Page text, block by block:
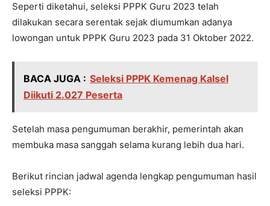
Seperti diketahui, seleksi PPPK Guru 2023 telah
dilakukan secara serentak sejak diumumkan adanya
lowongan untuk PPPK Guru 2023 pada 31 Oktober 2022.
BACA JUGA : Seleksi PPPK Kemenag Kalsel
Diikuti 2.027 Peserta
Setelah masa pengumuman berakhir, pemerintah akan
membuka masa sanggah selama kurang lebih dua hari.
Berikut rincian jadwal agenda lengkap pengumuman hasil
seleksi PPPK: